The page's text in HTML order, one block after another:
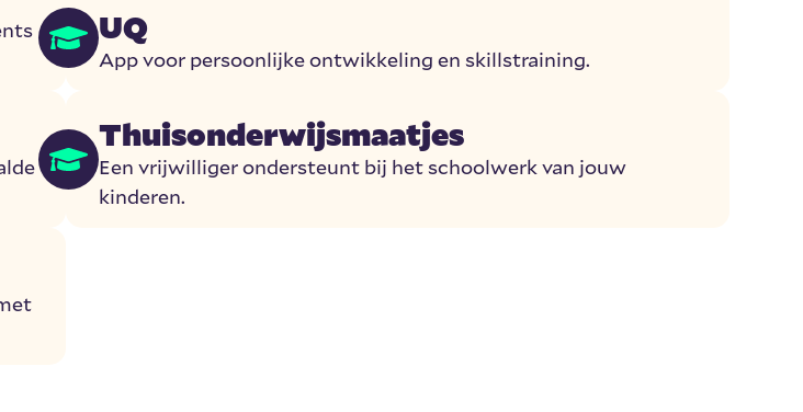
UQ
App voor persoonlijke ontwikkeling en skillstraining.
Thuisonderwijsmaatjes
Een vrijwilliger ondersteunt bij het schoolwerk van jouw
kinderen.